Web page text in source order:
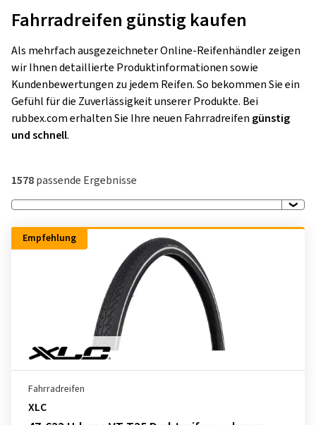
Fahrradreifen günstig kaufen
Als mehrfach ausgezeichneter Online-Reifenhändler zeigen
wir Ihnen detaillierte Produktinformationen sowie
Kundenbewertungen zu jedem Reifen. So bekommen Sie ein
Gefühl für die Zuverlässigkeit unserer Produkte. Bei
rubbex.com erhalten Sie Ihre neuen Fahrradreifen günstig
undschnell.
1578passende Ergebnisse
Empfehlung
Fahrradreifen
XLC